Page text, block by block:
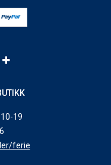
19
ferie